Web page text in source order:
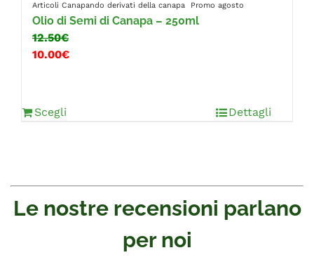
Articoli Canapando derivati della canapa Promo agosto
Olio di Semi di Canapa – 250ml
12.50€
10.00€
Scegli Dettagli
Le nostre recensioni parlano
per noi